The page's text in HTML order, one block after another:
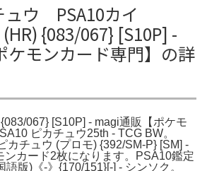
ュウ PSA10カイ
{083/067} [S10P] -
ケモンカード専門】の詳
067} [S10P] - magi通販【ポケモ
ピカチュウ25th - TCG BW。
カチュウ (プロモ) {392/SM-P} [SM] -
ンカード2枚になります。PSA10鑑定
版)《-》{170/151}[-] - シンソク。